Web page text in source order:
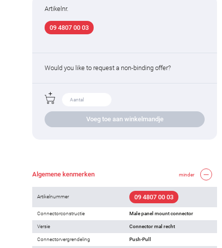
Artikelnr.
09 4807 00 03
Would you like to request a non-binding offer?
Voeg toe aan winkelmandje
Algemene kenmerken minder
Artikelnummer 09 4807 00 03
Connectorconstructie Male panel mount connector
Versie Connector mal recht
Connectorvergrendeling Push-Pull